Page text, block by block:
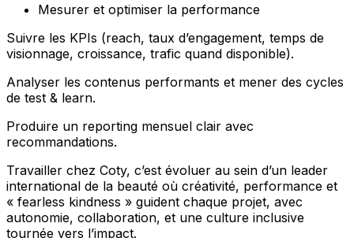
Mesurer et optimiser la performance
Suivre les KPIs (reach, taux d’engagement, temps de
visionnage, croissance, trafic quand disponible).
Analyser les contenus performants et mener des cycles
de test & learn.
Produire un reporting mensuel clair avec
recommandations.
Travailler chez Coty, c’est évoluer au sein d’un leader
international de la beauté où créativité, performance et
« fearless kindness » guident chaque projet, avec
autonomie, collaboration, et une culture inclusive
tournée vers l’impact.